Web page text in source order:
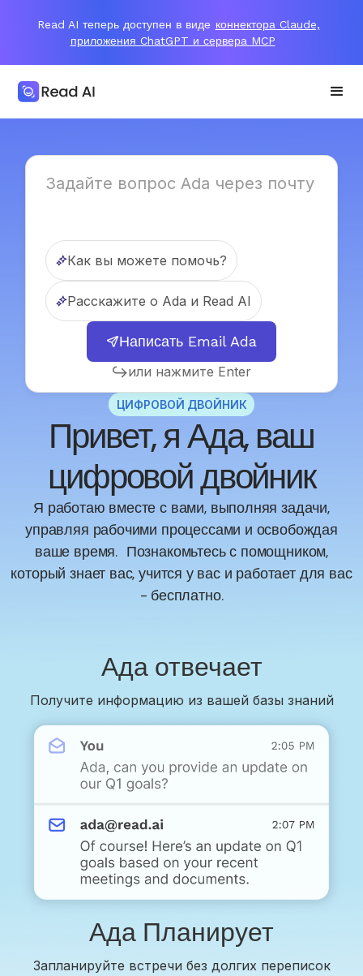
Read AI теперь доступен в виде коннектора Claude,
приложения ChatGPT и сервера MCP
Как вы можете помочь?
Расскажите о Ada и Read AI
или нажмите Enter
Написать Email Ada
ЦИФРОВОЙ ДВОЙНИК
Привет, я Ада, ваш
цифровой двойник
Я работаю вместе с вами, выполняя задачи,
управляя рабочими процессами и освобождая
ваше время. Познакомьтесь с помощником,
который знает вас, учится у вас и работает для вас
- бесплатно.
Ада отвечает
Получите информацию из вашей базы знаний
Ада Планирует
Запланируйте встречи без долгих переписок